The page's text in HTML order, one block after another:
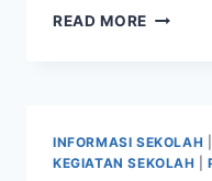
READ MORE
INFORMASI SEKOLAH
KEGIATAN SEKOLAH
|